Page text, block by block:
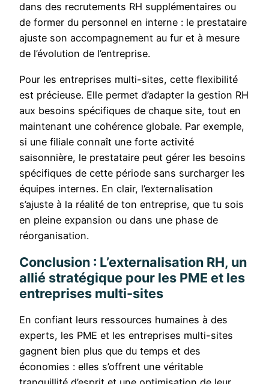
dans des recrutements RH supplémentaires ou
de former du personnel en interne : le prestataire
ajuste son accompagnement au fur et à mesure
de l’évolution de l’entreprise.
Pour les entreprises multi-sites, cette flexibilité
est précieuse. Elle permet d’adapter la gestion RH
aux besoins spécifiques de chaque site, tout en
maintenant une cohérence globale. Par exemple,
si une filiale connaît une forte activité
saisonnière, le prestataire peut gérer les besoins
spécifiques de cette période sans surcharger les
équipes internes. En clair, l’externalisation
s’ajuste à la réalité de ton entreprise, que tu sois
en pleine expansion ou dans une phase de
réorganisation.
Conclusion : L’externalisation RH, un
allié stratégique pour les PME et les
entreprises multi-sites
En confiant leurs ressources humaines à des
experts, les PME et les entreprises multi-sites
gagnent bien plus que du temps et des
économies : elles s’offrent une véritable